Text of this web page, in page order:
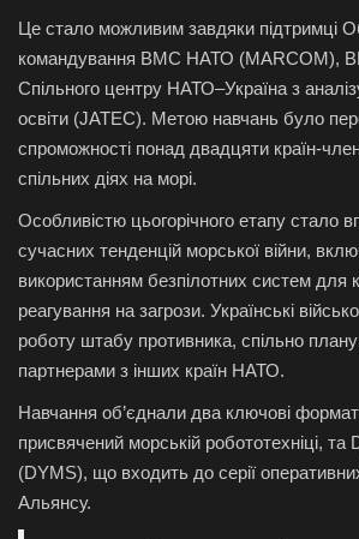
Це стало можливим завдяки підтримці
командування ВМС НАТО (MARCOM),
Спільного центру НАТО–Україна з
освіти (JATEC). Метою навчань було
спроможності понад двадцяти країн-
спільних діях на морі.
Особливістю цьогорічного етапу стало
сучасних тенденцій морської війни,
використанням безпілотних систем для
реагування на загрози. Українські
роботу штабу противника, спільно
партнерами з інших країн НАТО.
Навчання об’єднали два ключові
присвячений морській робототехніці,
(DYMS), що входить до серії
Альянсу.